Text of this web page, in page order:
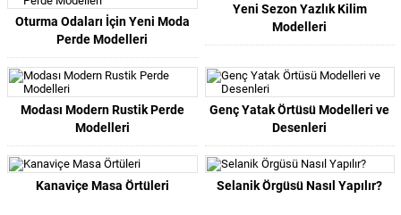
Oturma Odaları İçin Yeni Moda
Perde Modelleri
Yeni Sezon Yazlık Kilim
Modelleri
Modası Modern Rustik Perde
Modelleri
Genç Yatak Örtüsü Modelleri ve
Desenleri
Kanaviçe Masa Örtüleri Selanik Örgüsü Nasıl Yapılır?